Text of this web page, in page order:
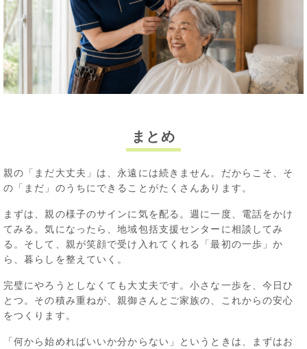
まとめ
親の「まだ大丈夫」は、永遠には続きません。だからこそ、そ
の「まだ」のうちにできることがたくさんあります。
まずは、親の様子のサインに気を配る。週に一度、電話をかけ
てみる。気になったら、地域包括支援センターに相談してみ
る。そして、親が笑顔で受け入れてくれる「最初の一歩」か
ら、暮らしを整えていく。
完璧にやろうとしなくても大丈夫です。小さな一歩を、今日ひ
とつ。その積み重ねが、親御さんとご家族の、これからの安心
をつくります。
「何から始めればいいか分からない」というときは、まずはお